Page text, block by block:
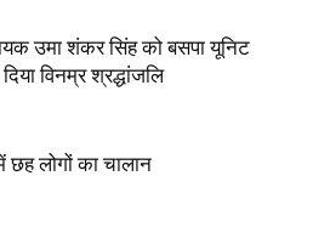
उमा शंकर सिंह को बसपा यूनिट
विनम्र श्रद्धांजलि
छह लोगों का चालान